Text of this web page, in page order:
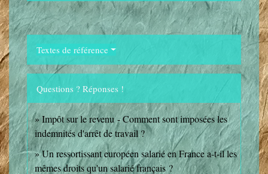
Textes de référence
Questions ? Réponses !
Impôt sur le revenu - Comment sont imposées les
indemnités d'arrêt de travail ?
Un ressortissant européen salarié en France a-t-il les
mêmes droits qu'un salarié français ?